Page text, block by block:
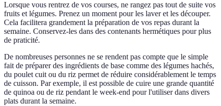
Lorsque vous rentrez de vos courses, ne rangez pas tout de suite vos
fruits et légumes. Prenez un moment pour les laver et les découper.
Cela facilitera grandement la préparation de vos repas durant la
semaine. Conservez-les dans des contenants hermétiques pour plus
de praticité.
De nombreuses personnes ne se rendent pas compte que le simple
fait de préparer des ingrédients de base comme des légumes hachés,
du poulet cuit ou du riz permet de réduire considérablement le temps
de cuisson. Par exemple, il est possible de cuire une grande quantité
de quinoa ou de riz pendant le week-end pour l'utiliser dans divers
plats durant la semaine.